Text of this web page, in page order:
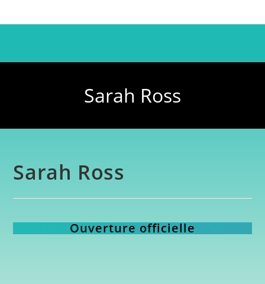
Sarah Ross
Sarah Ross
Ouverture officielle